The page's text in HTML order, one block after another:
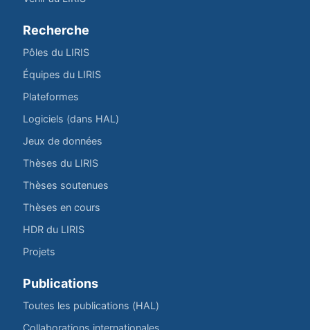
Recherche
Pôles du LIRIS
Équipes du LIRIS
Plateformes
Logiciels (dans HAL)
Jeux de données
Thèses du LIRIS
Thèses soutenues
Thèses en cours
HDR du LIRIS
Projets
Publications
Toutes les publications (HAL)
Collaborations internationales